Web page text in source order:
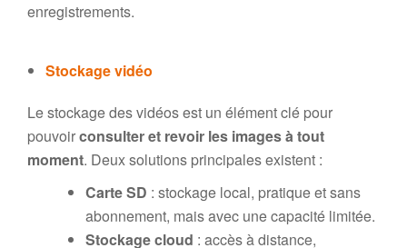
enregistrements.
Stockage vidéo
Le stockage des vidéos est un élément clé pour
pouvoirconsulter et revoir les images à tout
moment. Deux solutions principales existent :
Carte SD : stockage local, pratique et sans
abonnement, mais avec une capacité limitée.
Stockage cloud : accès à distance,